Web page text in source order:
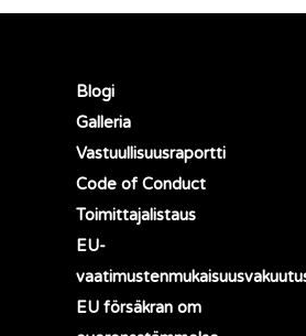
Blogi
Galleria
Vastuullisuusraportti
Code of Conduct
Toimittajalistaus
EU-
EU försäkran om